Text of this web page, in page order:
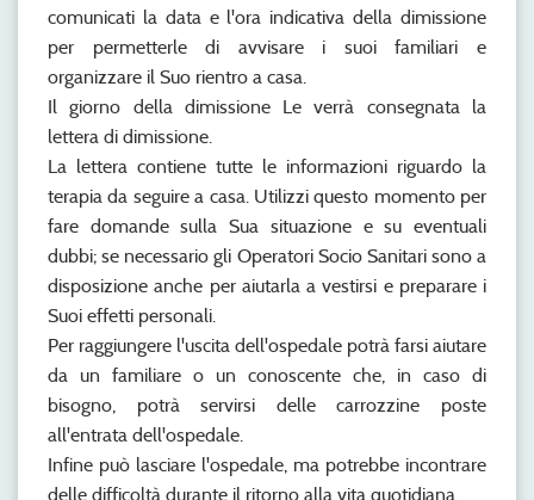
comunicati la data e l'ora indicativa della dimissione
per permetterle di avvisare i suoi familiari e
organizzare il Suo rientro a casa.
Il giorno della dimissione Le verrà consegnata la
lettera di dimissione.
La lettera contiene tutte le informazioni riguardo la
terapia da seguire a casa. Utilizzi questo momento per
fare domande sulla Sua situazione e su eventuali
dubbi; se necessario gli Operatori Socio Sanitari sono a
disposizione anche per aiutarla a vestirsi e preparare i
Suoi effetti personali.
Per raggiungere l'uscita dell'ospedale potrà farsi aiutare
da un familiare o un conoscente che, in caso di
bisogno, potrà servirsi delle carrozzine poste
all'entrata dell'ospedale.
Infine può lasciare l'ospedale, ma potrebbe incontrare
delle difficoltà durante il ritorno alla vita quotidiana.